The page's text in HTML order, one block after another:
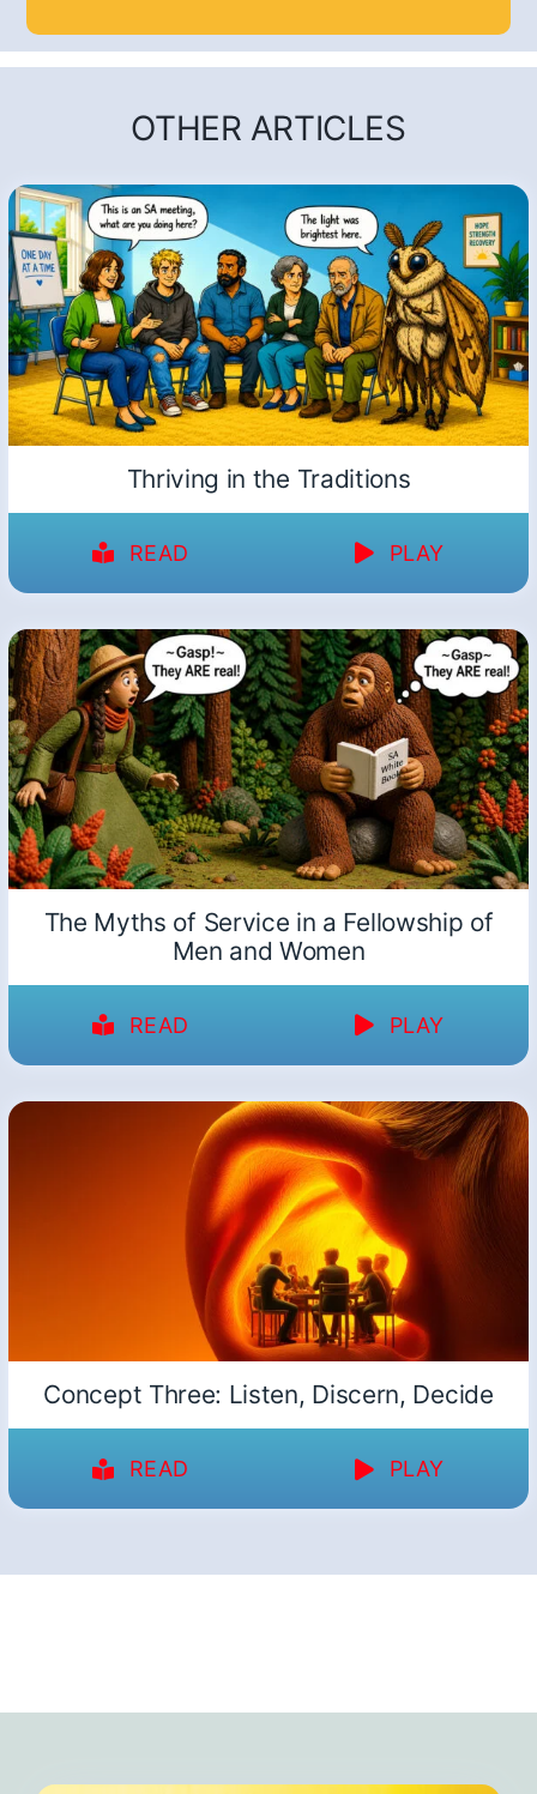
OTHER ARTICLES
Thriving in the Traditions
READ PLAY
The Myths of Service in a Fellowship of
Men and Women
READ PLAY
Concept Three: Listen, Discern, Decide
READ PLAY